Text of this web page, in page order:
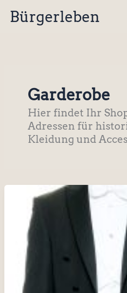
InhaltBürgerleben
Garderobe
Hier findet Ihr
Adressen für
Kleidung und